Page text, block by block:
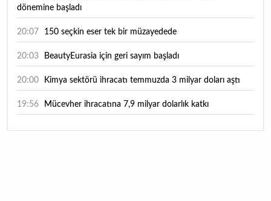
dönemine başladı
20:07 150 seçkin eser tek bir müzayedede
20:03 BeautyEurasia için geri sayım başladı
20:00 Kimya sektörü ihracatı temmuzda 3 milyar doları aştı
19:56 Mücevher ihracatına 7,9 milyar dolarlık katkı